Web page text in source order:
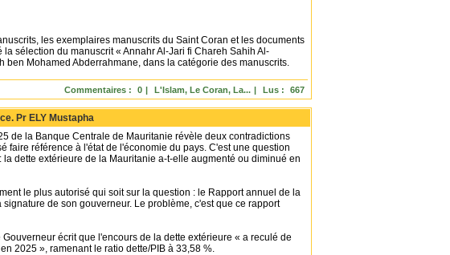
les exemplaires manuscrits du Saint Coran et les documents
sélection du manuscrit « Annahr Al-Jari fi Chareh Sahih Al-
Mohamed Abderrahmane, dans la catégorie des manuscrits.
Lus : 667
L'Islam, Le Coran, La... |
Commentaires : 0 |
Pr ELY Mustapha
de la Banque Centrale de Mauritanie révèle deux contradictions
faire référence à l'état de l'économie du pays. C'est une question
dette extérieure de la Mauritanie a-t-elle augmenté ou diminué en
le plus autorisé qui soit sur la question : le Rapport annuel de la
de son gouverneur. Le problème, c'est que ce rapport
écrit que l'encours de la dette extérieure « a reculé de
2025 », ramenant le ratio dette/PIB à 33,58 %.